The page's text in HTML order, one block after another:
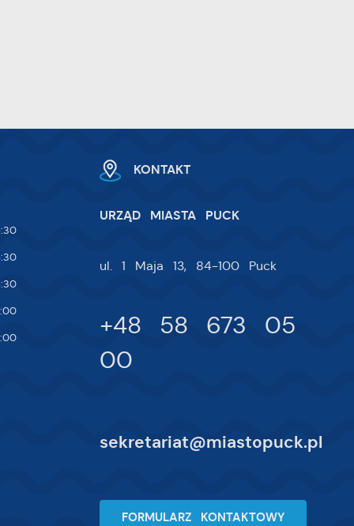
KONTAKT
URZĄD MIASTA PUCK
ul. 1 Maja 13, 84-100 Puck
+48 58 673 05
00
sekretariat@miastopuck.pl
FORMULARZ KONTAKTOWY